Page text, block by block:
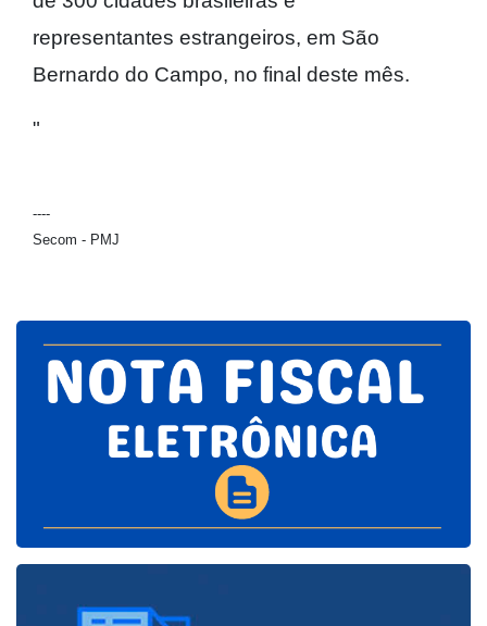
representantes estrangeiros, em São
Bernardo do Campo, no final deste mês.
"
----
Secom - PMJ